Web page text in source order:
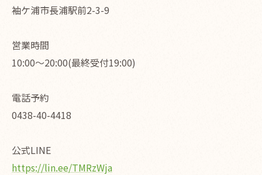
袖ケ浦市長浦駅前2-3-9
営業時間
10:00〜20:00(最終受付19:00)
電話予約
0438-40-4418
公式LINE
https://lin.ee/TMRzWja